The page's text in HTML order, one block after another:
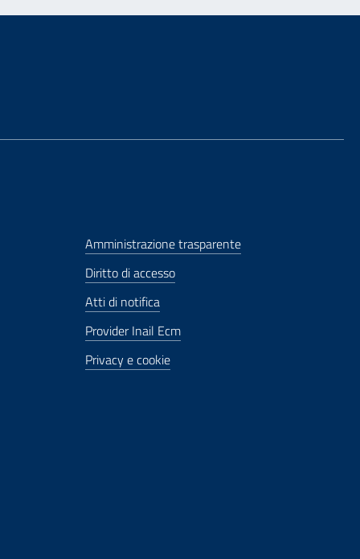
Amministrazione trasparente
Diritto di accesso
Atti di notifica
Provider Inail Ecm
Privacy e cookie